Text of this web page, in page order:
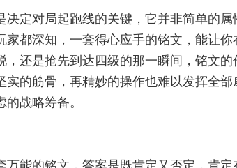
定对局起跑线的关键，它并非简单的属
都深知，一套得心应手的铭文，能让你
还是抢先到达四级的那一瞬间，铭文
的筋骨，再精妙的操作也难以发挥全部
战略筹备。
能的铭文，答案是既肯定又否定，肯定